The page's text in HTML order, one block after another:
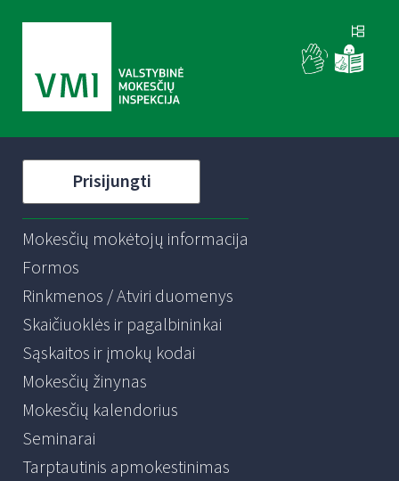
Prisijungti
Mokesčių mokėtojų informacija
Formos
Rinkmenos / Atviri duomenys
Skaičiuoklės ir pagalbininkai
Sąskaitos ir įmokų kodai
Mokesčių žinynas
Mokesčių kalendorius
Seminarai
Tarptautinis apmokestinimas